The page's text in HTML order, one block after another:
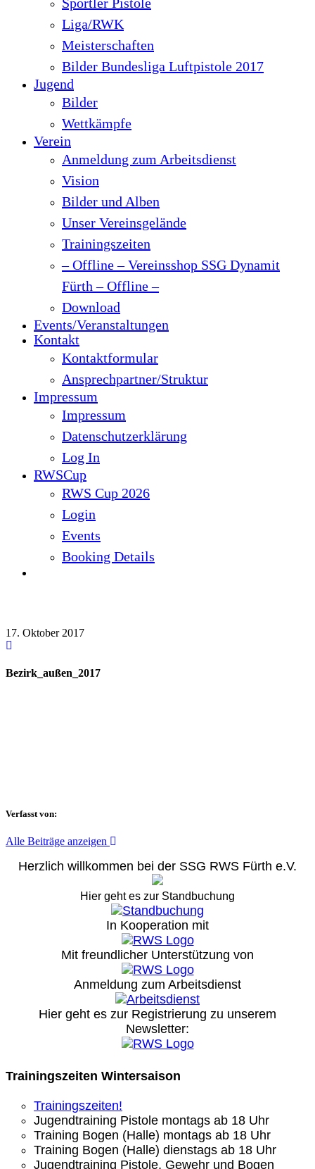
Liga/RWK
Meisterschaften
Bilder Bundesliga Luftpistole 2017
Jugend
Bilder
Wettkämpfe
Verein
Anmeldung zum Arbeitsdienst
Vision
Bilder und Alben
Unser Vereinsgelände
Trainingszeiten
– Offline – Vereinsshop SSG Dynamit
Fürth – Offline –
Download
Events/Veranstaltungen
Kontakt
Kontaktformular
Ansprechpartner/Struktur
Impressum
Impressum
Datenschutzerklärung
Log In
RWSCup
RWS Cup 2026
Login
Events
Booking Details
17. Oktober 2017
Bezirk_außen_2017
Verfasst von:
Alle Beiträge anzeigen
Herzlich willkommen bei der SSG RWS Fürth e.V.
Hier geht es zur Standbuchung
In Kooperation mit
Mit freundlicher Unterstützung von
Anmeldung zum Arbeitsdienst
Hier geht es zur Registrierung zu unserem
Newsletter:
Trainingszeiten Wintersaison
Trainingszeiten!
Jugendtraining Pistole montags ab 18 Uhr
Training Bogen (Halle) montags ab 18 Uhr
Training Bogen (Halle) dienstags ab 18 Uhr
Jugendtraining Pistole, Gewehr und Bogen